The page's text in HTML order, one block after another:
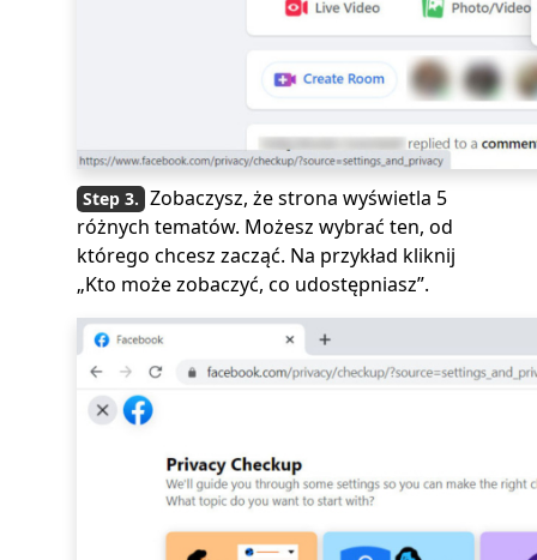
Zobaczysz, że strona wyświetla 5
różnych tematów. Możesz wybrać ten, od
którego chcesz zacząć. Na przykład kliknij
„Kto może zobaczyć, co udostępniasz”.